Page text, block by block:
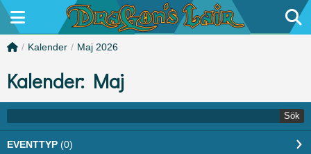
/ Kalender / Maj 2026
Kalender: Maj
Sök
EVENTTYP (0)